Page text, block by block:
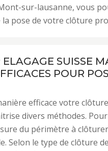
sur-lausanne, vous
pose de votre clôture
SUISSE
POUR
efficace votre
divers méthodes.
du périmètre à
Selon le type de clôture